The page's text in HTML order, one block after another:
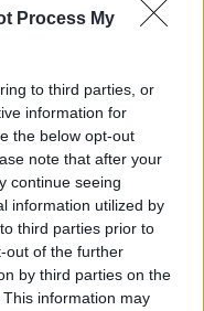
Process My
to third parties, or
information for
the below opt-out
note that after your
continue seeing
information utilized by
third parties prior to
out of the further
by third parties on the
This information may